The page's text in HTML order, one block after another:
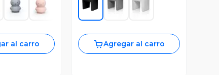
al carro Agregar al carro